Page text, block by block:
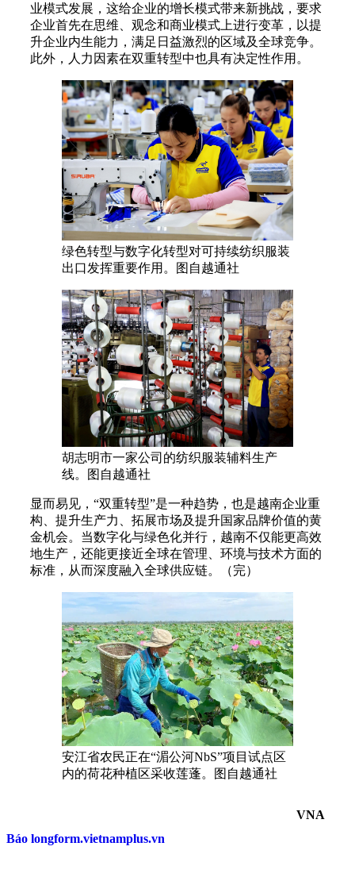
业模式发展，这给企业的增长模式带来新挑战，要求
企业首先在思维、观念和商业模式上进行变革，以提
升企业内生能力，满足日益激烈的区域及全球竞争。
此外，人力因素在双重转型中也具有决定性作用。
绿色转型与数字化转型对可持续纺织服装
出口发挥重要作用。图自越通社
胡志明市一家公司的纺织服装辅料生产
线。图自越通社
显而易见，“双重转型”是一种趋势，也是越南企业重
构、提升生产力、拓展市场及提升国家品牌价值的黄
金机会。当数字化与绿色化并行，越南不仅能更高效
地生产，还能更接近全球在管理、环境与技术方面的
标准，从而深度融入全球供应链。（完）
安江省农民正在“湄公河NbS”项目试点区
内的荷花种植区采收莲蓬。图自越通社
VNA
Báo longform.vietnamplus.vn